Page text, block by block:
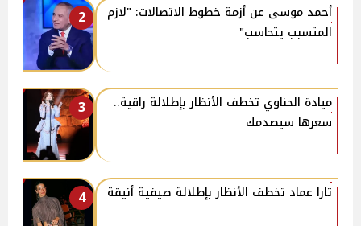
2
أحمد موسى عن أزمة خطوط الاتصالات: "لازم
المتسبب يتحاسب"
3
ميادة الحناوي تخطف الأنظار بإطلالة راقية..
سعرها سيصدمك
4 تارا عماد تخطف الأنظار بإطلالة صيفية أنيقة